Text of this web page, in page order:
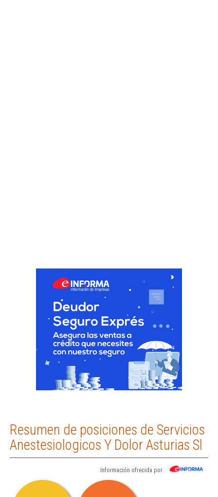
Resumen de posiciones de Servicios
Anestesiologicos Y Dolor Asturias Sl
Información ofrecida por